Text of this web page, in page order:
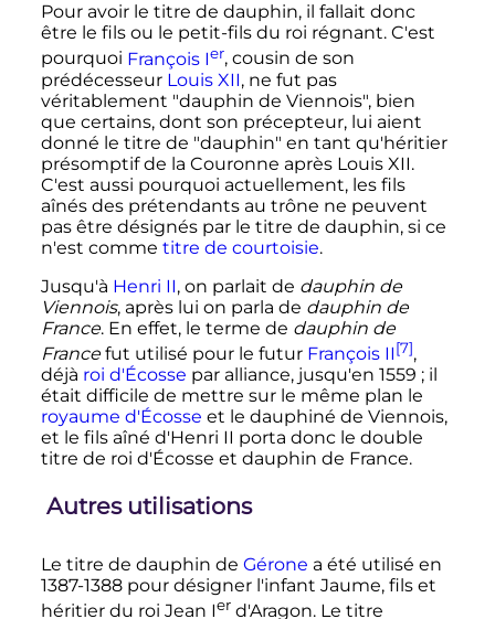
Pour avoir le titre de dauphin, il fallait donc
être le fils ou le petit-fils du roi régnant. C'est
pourquoi François Ier, cousin de son
prédécesseur Louis XII, ne fut pas
véritablement "dauphin de Viennois", bien
que certains, dont son précepteur, lui aient
donné le titre de "dauphin" en tant qu'héritier
présomptif de la Couronne après Louis XII.
C'est aussi pourquoi actuellement, les fils
aînés des prétendants au trône ne peuvent
pas être désignés par le titre de dauphin, si ce
n'est comme titre de courtoisie.
Jusqu'à Henri II, on parlait de dauphin de
Viennois, après lui on parla de dauphin de
France. En effet, le terme de dauphin de
Francefut utilisé pour le futur François II[7],
déjà roi d'Écosse par alliance, jusqu'en 1559 ; il
était difficile de mettre sur le même plan le
royaume d'Écosse et le dauphiné de Viennois,
et le fils aîné d'Henri II porta donc le double
titre de roi d'Écosse et dauphin de France.
Autres utilisations
Le titre de dauphin de Gérone a été utilisé en
1387-1388 pour désigner l'infant Jaume, fils et
héritier du roi Jean Ierd'Aragon. Le titre